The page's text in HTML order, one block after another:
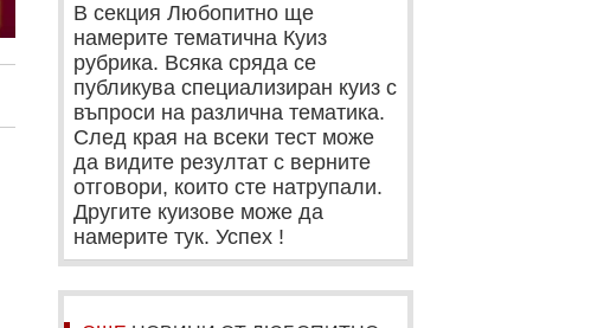
В секция Любопитно ще
намерите тематична Куиз
рубрика. Всяка сряда се
публикува специализиран куиз с
въпроси на различна тематика.
След края на всеки тест може
да видите резултат с верните
отговори, които сте натрупали.
Другите куизове може да
намерите тук. Успех !